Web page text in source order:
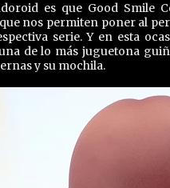
es que Good Smile
nos permiten poner al
serie. Y en esta
de lo más juguetona
y su mochila.